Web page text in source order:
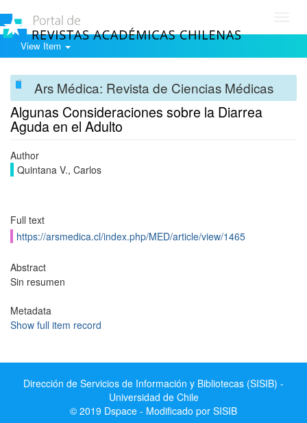
View Item
Ars Médica: Revista de Ciencias Médicas
Algunas Consideraciones sobre la Diarrea
Aguda en el Adulto
Author
Quintana V., Carlos
Full text
https://arsmedica.cl/index.php/MED/article/view/1465
Abstract
Sin resumen
Metadata
Show full item record
Dirección de Servicios de Información y Bibliotecas (SISIB) -
Universidad de Chile
© 2019 Dspace - Modificado por SISIB